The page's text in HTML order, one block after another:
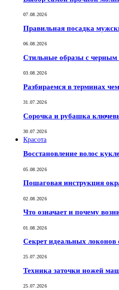
07.08.2026
Правильная посадка
06.08.2026
Стильные образы с
03.08.2026
Разбираемся в терминах
31.07.2026
Сорочка и рубашка
30.07.2026
Красота
Восстановление волос
05.08.2026
Пошаговая инструкция
02.08.2026
Что означает и почему
01.08.2026
Секрет идеальных
25.07.2026
Техника заточки ножей
25.07.2026